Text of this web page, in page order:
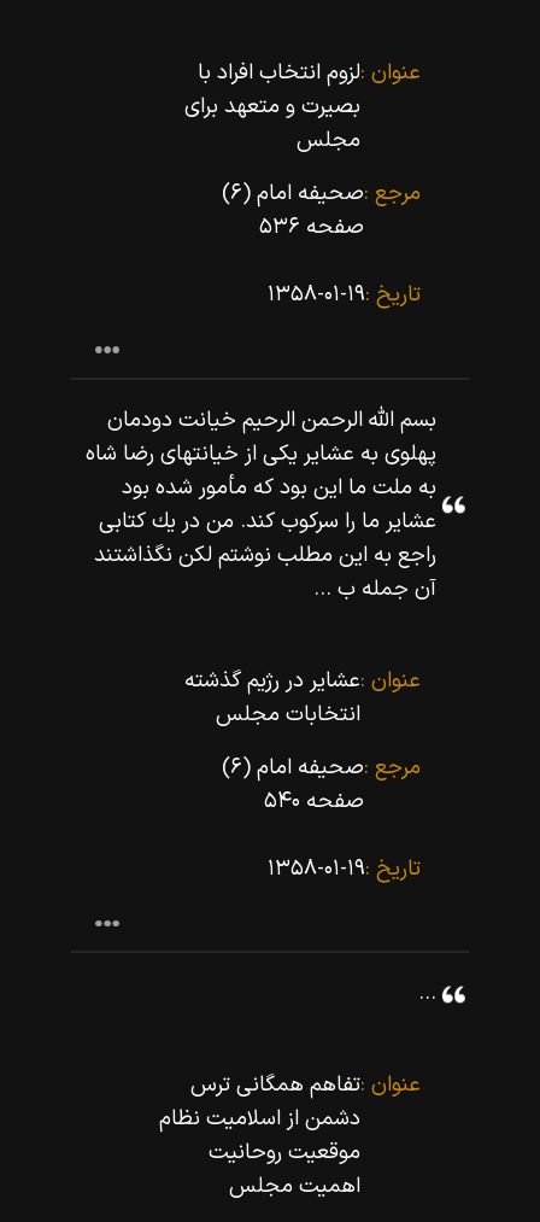
عنوان :لزوم انتخاب افراد با
بصیرت و متعهد براى
مجلس
مرجع :صحیفه امام (۶)
صفحه ۵۳۶
تاریخ :۱۳۵۸-۰۱-۱۹
بسم اللّه‌ الرحمن الرحيم خيانت دودمان
پهلوى به عشاير يكى از خيانتهاى رضا شاه
به ملت ما اين بود كه مأمور شده بود
عشاير ما را سركوب كند. من در يك كتابى
راجع به اين مطلب نوشتم لكن نگذاشتند
آن جمله ب ...
عنوان :عشایر در رژیم گذشته
انتخابات مجلس
مرجع :صحیفه امام (۶)
صفحه ۵۴۰
تاریخ :۱۳۵۸-۰۱-۱۹
...
عنوان :تفاهم همگانى ترس
دشمن از اسلامیت نظام
موقعیت روحانیت
اهمیت مجلس